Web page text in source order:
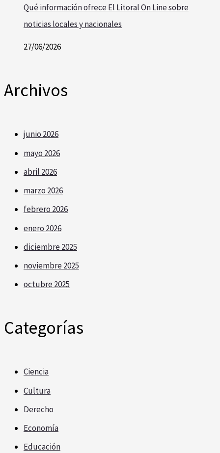
Qué información ofrece El Litoral On Line sobre
noticias locales y nacionales
27/06/2026
Archivos
junio 2026
mayo 2026
abril 2026
marzo 2026
febrero 2026
enero 2026
diciembre 2025
noviembre 2025
octubre 2025
Categorías
Ciencia
Cultura
Derecho
Economía
Educación